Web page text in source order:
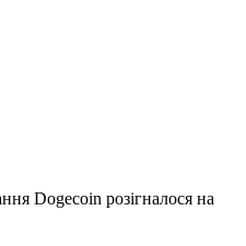
Dogecoin розігналося на